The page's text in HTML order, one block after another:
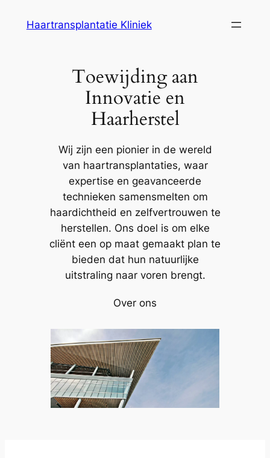
Haartransplantatie Kliniek
Toewijding aan
Innovatie en
Haarherstel
Wij zijn een pionier in de wereld
van haartransplantaties, waar
expertise en geavanceerde
technieken samensmelten om
haardichtheid en zelfvertrouwen te
herstellen. Ons doel is om elke
cliënt een op maat gemaakt plan te
bieden dat hun natuurlijke
uitstraling naar voren brengt.
Over ons